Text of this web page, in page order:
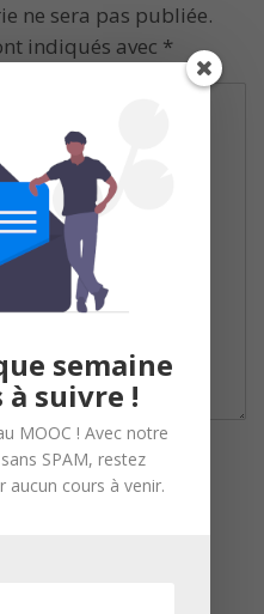
ne sera pas publiée.
indiqués avec *
semaine
à suivre !
MOOC ! Avec notre
SPAM, restez
aucun cours à venir.